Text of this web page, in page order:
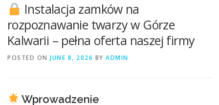
SMART DOM AI – AUTOMATYKA, INTELIGENTNE
Instalacja zamków na
rozpoznawanie twarzy w Górze
Kalwarii – pełna oferta naszej firmy
POSTED ON JUNE 8, 2026 BY ADMIN
Wprowadzenie